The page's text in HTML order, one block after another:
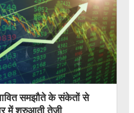
समझौते के संकेतों से